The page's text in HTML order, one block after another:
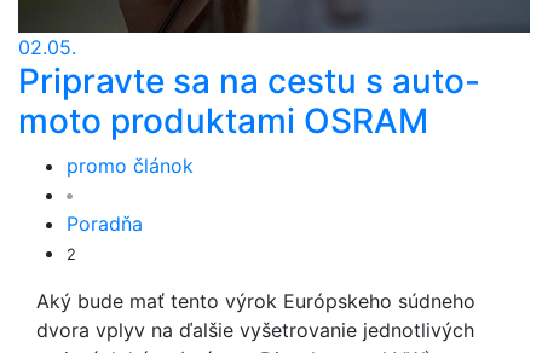
02.05.
Pripravte sa na cestu s auto-
moto produktami OSRAM
promo článok
Poradňa
2
Aký bude mať tento výrok Európskeho súdneho
dvora vplyv na ďalšie vyšetrovanie jednotlivých